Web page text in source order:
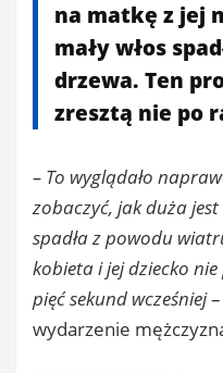
na matkę z jej
mały włos
drzewa. Ten
zresztą nie po
– To wyglądało
zobaczyć, jak duża
spadła z powodu
kobieta i jej dziecko
pięć sekund wcześniej–
wydarzenie